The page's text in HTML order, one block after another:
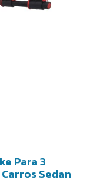
Para 3
Sedan